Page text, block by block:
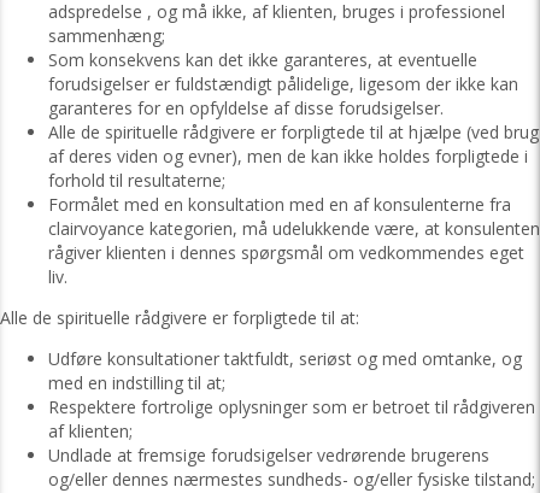
adspredelse , og må ikke, af klienten, bruges i professionel
sammenhæng;
Som konsekvens kan det ikke garanteres, at eventuelle
forudsigelser er fuldstændigt pålidelige, ligesom der ikke kan
garanteres for en opfyldelse af disse forudsigelser.
Alle de spirituelle rådgivere er forpligtede til at hjælpe (ved brug
af deres viden og evner), men de kan ikke holdes forpligtede i
forhold til resultaterne;
Formålet med en konsultation med en af konsulenterne fra
clairvoyance kategorien, må udelukkende være, at konsulenten
rågiver klienten i dennes spørgsmål om vedkommendes eget
liv.
Alle de spirituelle rådgivere er forpligtede til at:
Udføre konsultationer taktfuldt, seriøst og med omtanke, og
med en indstilling til at;
Respektere fortrolige oplysninger som er betroet til rådgiveren
af klienten;
Undlade at fremsige forudsigelser vedrørende brugerens
og/eller dennes nærmestes sundheds- og/eller fysiske tilstand;